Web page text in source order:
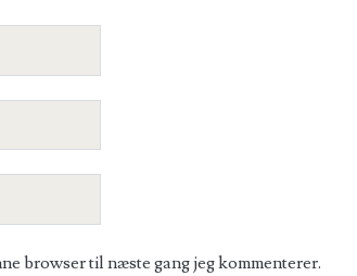
browser til næste gang jeg kommenterer.